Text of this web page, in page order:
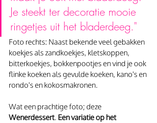
Je steekt ter decoratie mooie
ringetjes uit het bladerdeeg."
Foto rechts: Naast bekende veel gebakken
koekjes als zandkoekjes, kletskoppen,
bitterkoekjes, bokkenpootjes en vind je ook
flinke koeken als gevulde koeken, kano's en
rondo's en kokosmakronen.
Wat een prachtige foto; deze
Wenerdessert. Een variatie op het